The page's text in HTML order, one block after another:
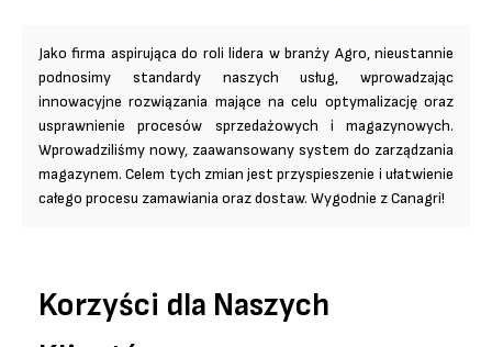
Jako firma aspirująca do roli lidera w branży Agro, nieustannie
podnosimy standardy naszych usług, wprowadzając
innowacyjne rozwiązania mające na celu optymalizację oraz
usprawnienie procesów sprzedażowych i magazynowych.
Wprowadziliśmy nowy, zaawansowany system do zarządzania
magazynem. Celem tych zmian jest przyspieszenie i ułatwienie
całego procesu zamawiania oraz dostaw. Wygodnie z Canagri!
Korzyści dla Naszych